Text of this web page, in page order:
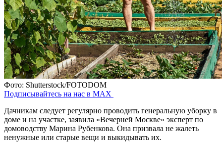
Фото: Shutterstock/FOTODOM
Подписывайтесь на нас в MAX
Дачникам следует регулярно проводить генеральную уборку в
доме и на участке, заявила «Вечерней Москве» эксперт по
домоводству Марина Рубенкова. Она призвала не жалеть
ненужные или старые вещи и выкидывать их.